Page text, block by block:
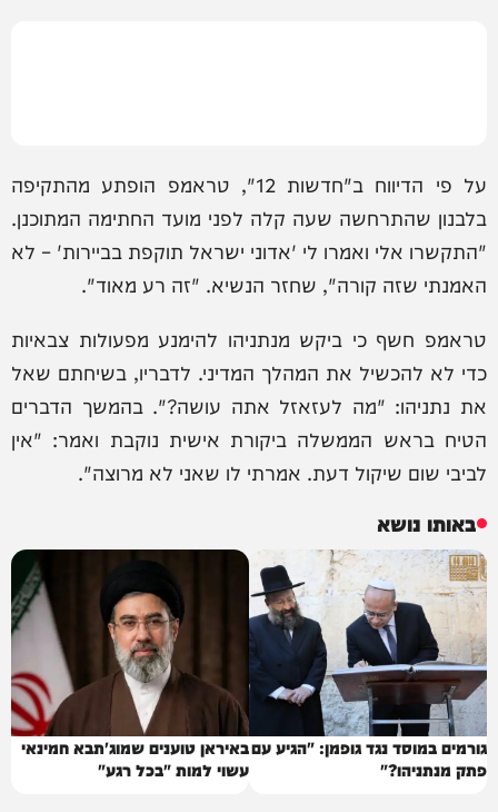
על פי הדיווח ב"חדשות 12", טראמפ הופתע מהתקיפה
בלבנון שהתרחשה שעה קלה לפני מועד החתימה המתוכנן.
"התקשרו אלי ואמרו לי 'אדוני ישראל תוקפת בביירות' – לא
האמנתי שזה קורה", שחזר הנשיא. "זה רע מאוד".
טראמפ חשף כי ביקש מנתניהו להימנע מפעולות צבאיות
כדי לא להכשיל את המהלך המדיני. לדבריו, בשיחתם שאל
את נתניהו: "מה לעזאזל אתה עושה?". בהמשך הדברים
הטיח בראש הממשלה ביקורת אישית נוקבת ואמר: "אין
לביבי שום שיקול דעת. אמרתי לו שאני לא מרוצה".
באותו נושא
גורמים במוסד נגד גופמן: "הגיע עם
פתק מנתניהו?"
באיראן טוענים שמוג'תבא חמינאי
עשוי למות "בכל רגע"